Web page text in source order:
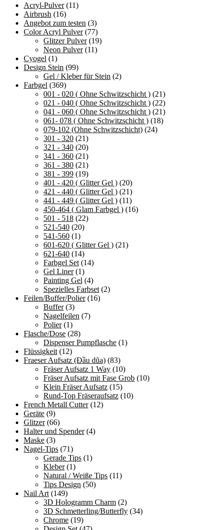
Acryl-Pulver (11)
Airbrush (16)
Angebot zum testen (3)
Color Acryl Pulver (77)
Glitzer Pulver (19)
Neon Pulver (11)
Cyogel (1)
Design Stein (99)
Gel / Kleber für Stein (2)
Farbgel (369)
001 - 020 ( Ohne Schwitzschicht ) (21)
021 - 040 ( Ohne Schwitzschicht ) (22)
041 - 060 ( Ohne Schwitzschicht ) (21)
061- 078 ( Ohne Schwitzschicht ) (18)
079-102 (Ohne Schwitzschicht) (24)
301 - 320 (21)
321 - 340 (20)
341 - 360 (21)
361 - 380 (21)
381 - 399 (19)
401 - 420 ( Glitter Gel ) (20)
421 - 440 ( Glitter Gel ) (21)
441 - 449 ( Glitter Gel ) (11)
450-464 ( Glam Farbgel ) (16)
501 - 518 (22)
521-540 (20)
541-560 (1)
601-620 ( Glitter Gel ) (21)
621-640 (14)
Farbgel Set (14)
Gel Liner (1)
Painting Gel (4)
Spezielles Farbset (2)
Feilen/Buffer/Polier (16)
Buffer (3)
Nagelfeilen (7)
Polier (1)
Flasche/Dose (28)
Dispenser Pumpflasche (1)
Flüssigkeit (12)
Fraeser Aufsatz (Đầu dũa) (83)
Fräser Aufsatz 1 Way (10)
Fräser Aufsatz mit Fase Grob (10)
Klein Fräser Aufsatz (15)
Rund-Top Fräseraufsatz (10)
French Metall Cutter (12)
Geräte (9)
Glitzer (66)
Halter und Spender (4)
Maske (3)
Nagel-Tips (71)
Gerade Tips (1)
Kleber (1)
Natural / Weiße Tips (11)
Tips Design (50)
Nail Art (149)
3D Hologramm Charm (2)
3D Schmetterling/Butterfly (34)
Chrome (19)